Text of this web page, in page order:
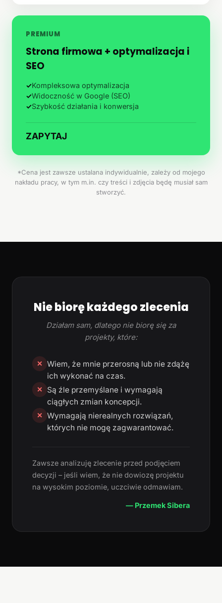
PREMIUM
Strona firmowa + optymalizacja i
SEO
✓Kompleksowa optymalizacja
✓Widoczność w Google (SEO)
✓Szybkość działania i konwersja
ZAPYTAJ
*Cena jest zawsze ustalana indywidualnie, zależy od mojego
nakładu pracy, w tym m.in. czy treści i zdjęcia będę musiał sam
stworzyć.
Nie biorę każdego zlecenia
Działam sam, dlatego nie biorę się za
projekty, które:
✕ Wiem, że mnie przerosną lub nie zdążę
ich wykonać na czas.
✕
Są źle przemyślane i wymagają
ciągłych zmian koncepcji.
✕ Wymagają nierealnych rozwiązań,
których nie mogę zagwarantować.
Zawsze analizuję zlecenie przed podjęciem
decyzji – jeśli wiem, że nie dowiozę projektu
na wysokim poziomie, uczciwie odmawiam.
— Przemek Sibera